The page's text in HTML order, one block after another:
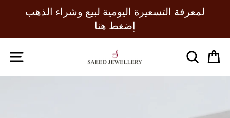
Pause
slideshow
لمعرفة التسعيرة اليومية لبيع وشراء الذهب
إضغط هنا
SITE NAVIGATION